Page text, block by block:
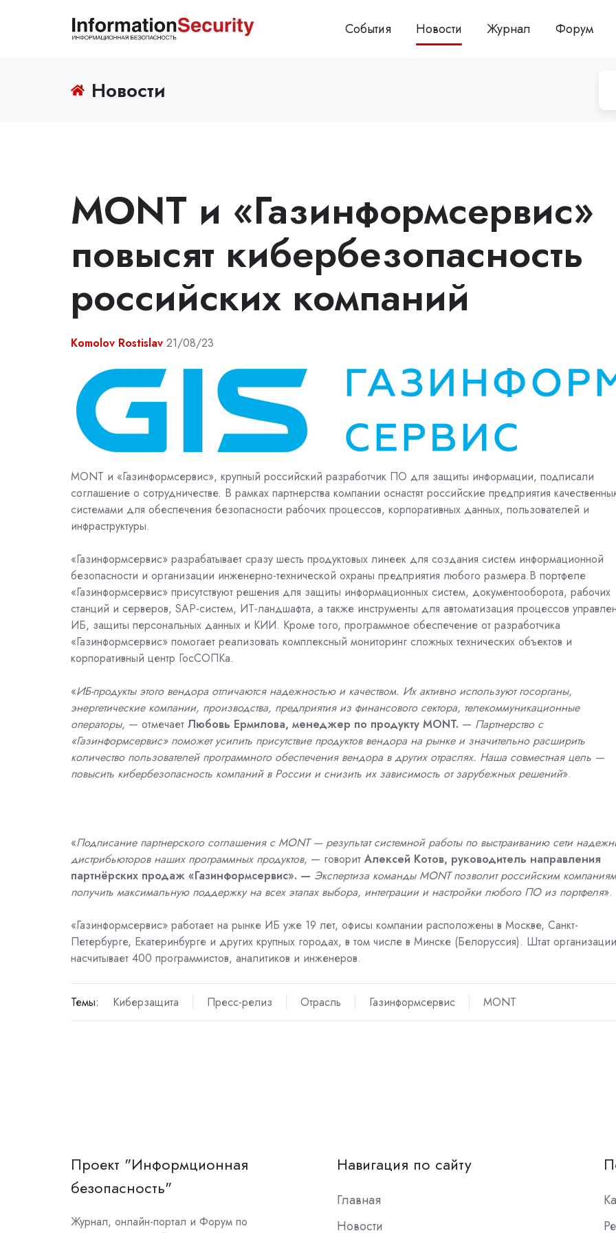
События Новости Журнал Форум
Новости
MONT и «Газинформсервис»
повысят кибербезопасность
российских компаний
Komolov Rostislav 21/08/23
MONT и «Газинформсервис», крупный российский разработчик ПО для защиты информации, подписали
соглашение о сотрудничестве. В рамках партнерства компании оснастят российские предприятия
системами для обеспечения безопасности рабочих процессов, корпоративных данных, пользователей и
инфраструктуры.
«Газинформсервис» разрабатывает сразу шесть продуктовых линеек для создания систем информационной
безопасности и организации инженерно-технической охраны предприятия любого размера.В портфеле
«Газинформсервис» присутствуют решения для защиты информационных систем, документооборота, рабочих
станций и серверов, SAP-систем, ИТ-ландшафта, а также инструменты для автоматизация процессов
ИБ, защиты персональных данных и КИИ. Кроме того, программное обеспечение от разработчика
«Газинформсервис» помогает реализовать комплексный мониторинг сложных технических объектов и
корпоративный центр ГосСОПКа.
«ИБ-продукты этого вендора отличаются надежностью и качеством. Их активно используют госорганы,
энергетические компании, производства, предприятия из финансового сектора, телекоммуникационные
операторы, — отмечает Любовь Ермилова, менеджер по продукту MONT. — Партнерство с
«Газинформсервис» поможет усилить присутствие продуктов вендора на рынке и значительно расширить
количество пользователей программного обеспечения вендора в других отраслях. Наша совместная цель —
повысить кибербезопасность компаний в России и снизить их зависимость от зарубежных решений».
«Подписание партнерского соглашения с MONT — результат системной работы по выстраиванию сети
дистрибьюторов наших программных продуктов, — говорит Алексей Котов, руководитель направления
партнёрских продаж «Газинформсервис». — Экспертиза команды MONT позволит российским компаниям
получить максимальную поддержку на всех этапах выбора, интеграции и настройки любого ПО из портфеля».
«Газинформсервис» работает на рынке ИБ уже 19 лет, офисы компании расположены в Москве, Санкт-
Петербурге, Екатеринбурге и других крупных городах, в том числе в Минске (Белоруссия). Штат организации
насчитывает 400 программистов, аналитиков и инженеров.
Темы: Киберзащита Пресс-релиз Отрасль Газинформсервис MONT
Проект "Информционная
безопасность"
Журнал, онлайн-портал и Форум по
Навигация по сайту
Главная
Новости